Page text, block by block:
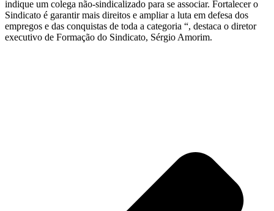
indique um colega não-sindicalizado para se associar. Fortalecer o
Sindicato é garantir mais direitos e ampliar a luta em defesa dos
empregos e das conquistas de toda a categoria “, destaca o diretor
executivo de Formação do Sindicato, Sérgio Amorim.